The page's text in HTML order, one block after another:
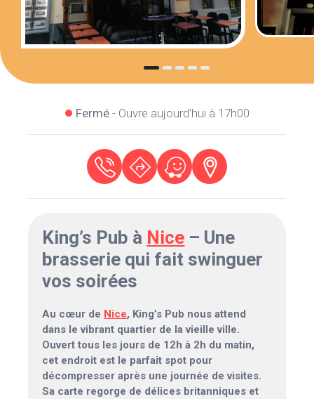
Fermé- Ouvre aujourd'hui à 17h00
King’s Pub à Nice – Une
brasserie qui fait swinguer
vos soirées
Au cœur de Nice, King’s Pub nous attend
dans le vibrant quartier de la vieille ville.
Ouvert tous les jours de 12h à 2h du matin,
cet endroit est le parfait spot pour
décompresser après une journée de visites.
Sa carte regorge de délices britanniques et